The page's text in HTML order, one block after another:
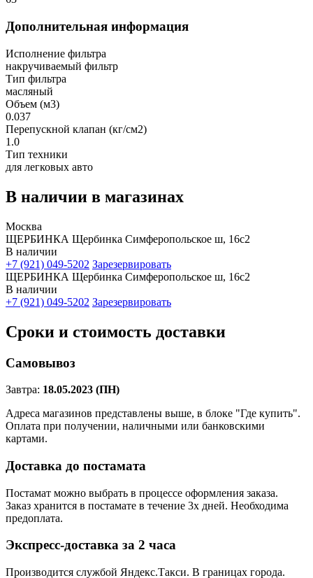
Дополнительная информация
Исполнение фильтра
накручиваемый фильтр
Тип фильтра
масляный
Объем (м3)
0.037
Перепускной клапан (кг/см2)
1.0
Тип техники
для легковых авто
В наличии в магазинах
Москва
ЩЕРБИНКА Щербинка Симферопольское ш, 16с2
В наличии
+7 (921) 049-5202 Зарезервировать
ЩЕРБИНКА Щербинка Симферопольское ш, 16с2
В наличии
+7 (921) 049-5202 Зарезервировать
Сроки и стоимость доставки
Самовывоз
Завтра: 18.05.2023 (ПН)
Адреса магазинов представлены выше, в блоке "Где купить".
Оплата при получении, наличными или банковскими
картами.
Доставка до постамата
Постамат можно выбрать в процессе оформления заказа.
Заказ хранится в постамате в течение 3х дней. Необходима
предоплата.
Экспресс-доставка за 2 часa
Производится службой Яндекс.Такси. В границах города.